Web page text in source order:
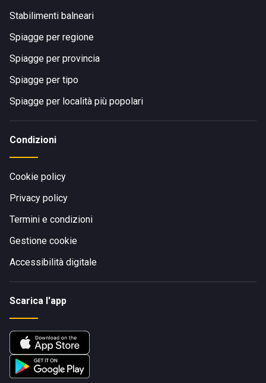
Stabilimenti balneari
Spiagge per regione
Spiagge per provincia
Spiagge per tipo
Spiagge per località più popolari
Condizioni
Cookie policy
Privacy policy
Termini e condizioni
Gestione cookie
Accessibilità digitale
Scarica l'app